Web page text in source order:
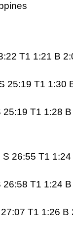
T1 1:21 B
25:19 T1 1:30
T1 1:28
26:55 T1
T1 1:24
T1 1:26